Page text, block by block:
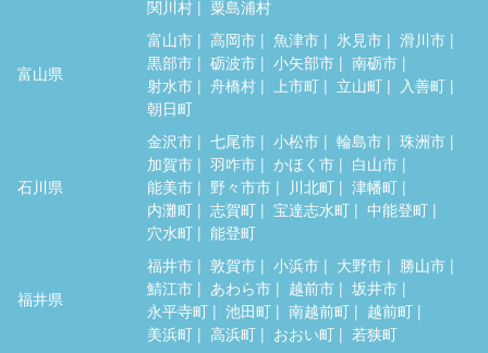
関川村
粟島浦村
富山県
富山市 高岡市 魚津市 氷見市
滑川市
黒部市
砺波市 小矢部市
南砺市
射水市
舟橋村 上市町 立山町
入善町
朝日町
石川県
金沢市 七尾市 小松市 輪島市
珠洲市
加賀市
羽咋市 かほく市
白山市
能美市
野々市市 川北町
津幡町
内灘町
志賀町 宝達志水町
中能登町
穴水町
能登町
福井県
福井市 敦賀市 小浜市 大野市
勝山市
鯖江市
あわら市 越前市
坂井市
永平寺町
池田町 南越前町
越前町
美浜町
高浜町 おおい町 若狭町